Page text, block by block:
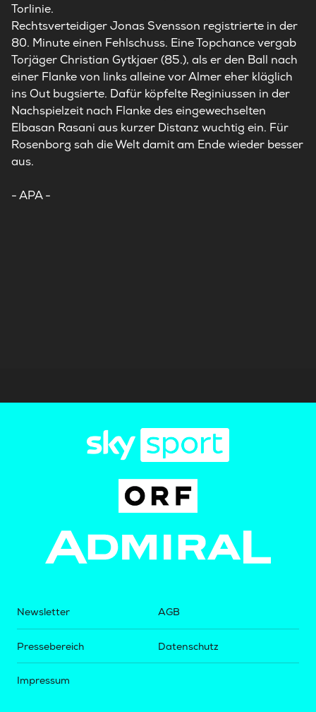
Torlinie.
Rechtsverteidiger Jonas Svensson registrierte in der
80. Minute einen Fehlschuss. Eine Topchance vergab
Torjäger Christian Gytkjaer (85.), als er den Ball nach
einer Flanke von links alleine vor Almer eher kläglich
ins Out bugsierte. Dafür köpfelte Reginiussen in der
Nachspielzeit nach Flanke des eingewechselten
Elbasan Rasani aus kurzer Distanz wuchtig ein. Für
Rosenborg sah die Welt damit am Ende wieder besser
aus.
- APA -
Newsletter
Pressebereich
Impressum
AGB
Datenschutz